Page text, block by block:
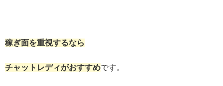
稼ぎ面を重視するなら
チャットレディがおすすめです。